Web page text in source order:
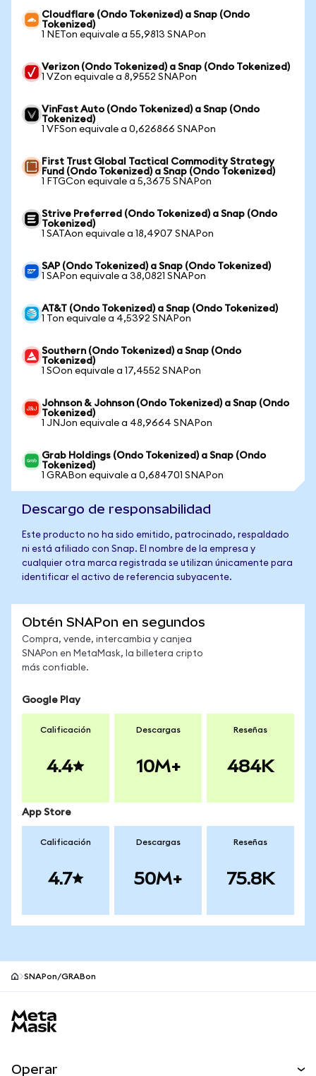
Cloudflare (Ondo Tokenized) a Snap (Ondo
Tokenized)
1 NETon equivale a 55,9813 SNAPon
Verizon (Ondo Tokenized) a Snap (Ondo Tokenized)
1 VZon equivale a 8,9552 SNAPon
VinFast Auto (Ondo Tokenized) a Snap (Ondo
Tokenized)
1 VFSon equivale a 0,626866 SNAPon
First Trust Global Tactical Commodity Strategy
Fund (Ondo Tokenized) a Snap (Ondo Tokenized)
1 FTGCon equivale a 5,3675 SNAPon
Strive Preferred (Ondo Tokenized) a Snap (Ondo
Tokenized)
1 SATAon equivale a 18,4907 SNAPon
SAP (Ondo Tokenized) a Snap (Ondo Tokenized)
1 SAPon equivale a 38,0821 SNAPon
AT&T (Ondo Tokenized) a Snap (Ondo Tokenized)
1 Ton equivale a 4,5392 SNAPon
Southern (Ondo Tokenized) a Snap (Ondo
Tokenized)
1 SOon equivale a 17,4552 SNAPon
Johnson & Johnson (Ondo Tokenized) a Snap (Ondo
Tokenized)
1 JNJon equivale a 48,9664 SNAPon
Grab Holdings (Ondo Tokenized) a Snap (Ondo
Tokenized)
1 GRABon equivale a 0,684701 SNAPon
Descargo de responsabilidad
Este producto no ha sido emitido, patrocinado, respaldado
ni está afiliado con Snap. El nombre de la empresa y
cualquier otra marca registrada se utilizan únicamente para
identificar el activo de referencia subyacente.
Obtén SNAPon en segundos
Compra, vende, intercambia y canjea
SNAPon en MetaMask, la billetera cripto
más confiable.
Google Play
Calificación
4.4
Descargas
10M+
Reseñas
484K
App Store
Calificación
4.7
Descargas
50M+
Reseñas
75.8K
SNAPon/GRABon
Operar